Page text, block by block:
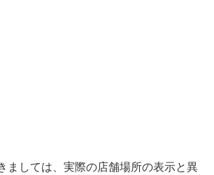
ましては、実際の店舗場所の表示と異